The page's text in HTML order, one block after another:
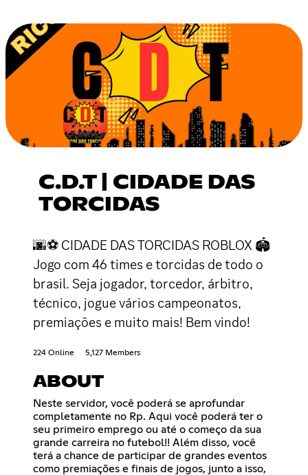
C.D.T | CIDADE DAS
TORCIDAS
🌆⚽ CIDADE DAS TORCIDAS ROBLOX 🏟
Jogo com 46 times e torcidas de todo o
brasil. Seja jogador, torcedor, árbitro,
técnico, jogue vários campeonatos,
premiações e muito mais! Bem vindo!
224 Online 5,127 Members
ABOUT
Neste servidor, você poderá se aprofundar
completamente no Rp. Aqui você poderá ter o
seu primeiro emprego ou até o começo da sua
grande carreira no futebol!! Além disso, você
terá a chance de participar de grandes eventos
como premiações e finais de jogos, junto a isso,